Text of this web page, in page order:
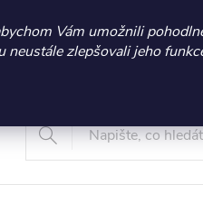
sleva 300 Kč při nákupu nad
Vám umožnili
neustále zlepšovali jeho
+420
Vrácení a reklamace zboží